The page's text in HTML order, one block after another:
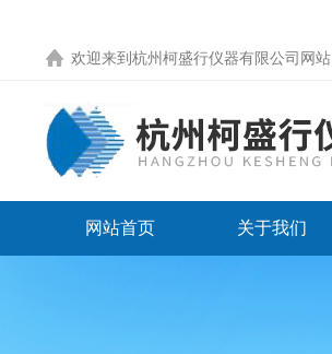
欢迎来到 杭州柯盛行仪器有限公司网站
网站首页 关于我们